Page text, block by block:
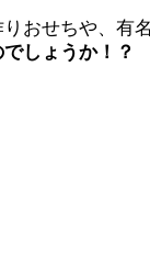
おせちや、有
しょうか！？